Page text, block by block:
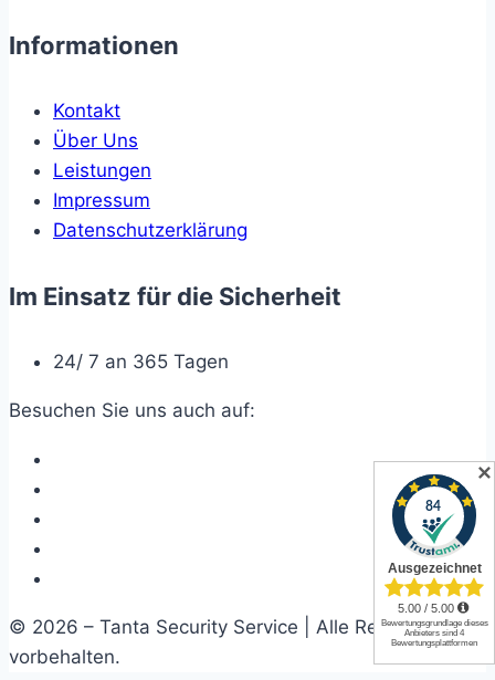
Informationen
Kontakt
Über Uns
Leistungen
Impressum
Datenschutzerklärung
Im Einsatz für die Sicherheit
24/ 7 an 365 Tagen
Besuchen Sie uns auch auf:
© 2026 – Tanta Security Service | Alle Rechte
vorbehalten.
✕